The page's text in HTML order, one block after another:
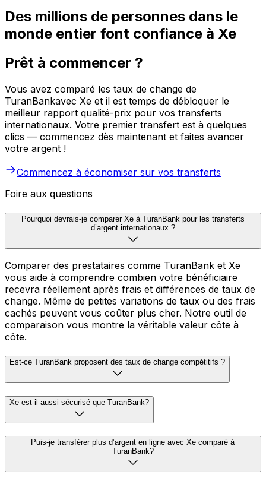
Des millions de personnes dans le
monde entier font confiance à Xe
Prêt à commencer ?
Vous avez comparé les taux de change de
TuranBankavec Xe et il est temps de débloquer le
meilleur rapport qualité-prix pour vos transferts
internationaux. Votre premier transfert est à quelques
clics — commencez dès maintenant et faites avancer
votre argent !
Commencez à économiser sur vos transferts
Foire aux questions
Pourquoi devrais-je comparer Xe à TuranBank pour les transferts
d’argent internationaux ?
Comparer des prestataires comme TuranBank et Xe
vous aide à comprendre combien votre bénéficiaire
recevra réellement après frais et différences de taux de
change. Même de petites variations de taux ou des frais
cachés peuvent vous coûter plus cher. Notre outil de
comparaison vous montre la véritable valeur côte à
côte.
Est-ce TuranBank proposent des taux de change compétitifs ?
Xe est-il aussi sécurisé que TuranBank?
Puis-je transférer plus d’argent en ligne avec Xe comparé à
TuranBank?